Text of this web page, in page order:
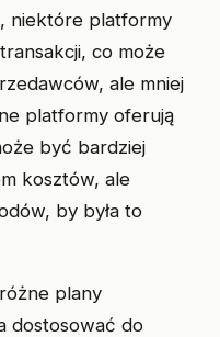
niektóre platformy
co może
ale mniej
platformy oferują
być bardziej
kosztów, ale
by była to
plany
dostosować do